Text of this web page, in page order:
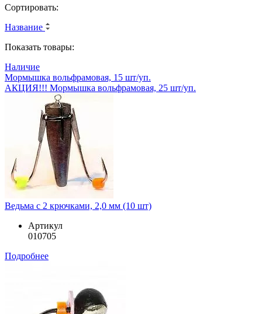
Сортировать:
Название
Показать товары:
Наличие
Мормышка вольфрамовая, 15 шт/уп.
АКЦИЯ!!! Мормышка вольфрамовая, 25 шт/уп.
Ведьма с 2 крючками, 2,0 мм (10 шт)
Артикул
010705
Подробнее